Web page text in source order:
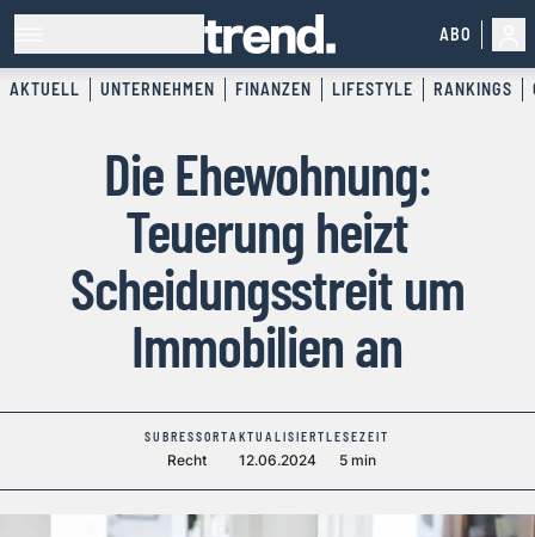
ABO
AKTUELL UNTERNEHMEN FINANZEN LIFESTYLE RANKINGS
Die Ehewohnung:
Teuerung heizt
Scheidungsstreit um
Immobilien an
SUBRESSORT
Recht
AKTUALISIERT
12.06.2024
LESEZEIT
5 min